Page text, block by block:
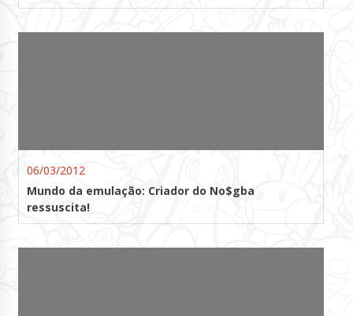
06/03/2012
Mundo da emulação: Criador do No$gba
ressuscita!